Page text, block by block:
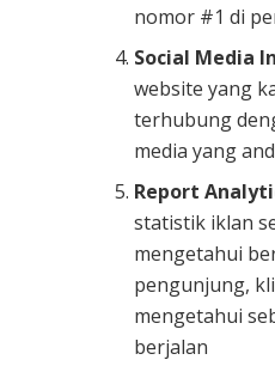
nomor #1 di
Social Media
website yang
terhubung
media yang
Report
statistik iklan
mengetahui
pengunjung,
mengetahui
berjalan